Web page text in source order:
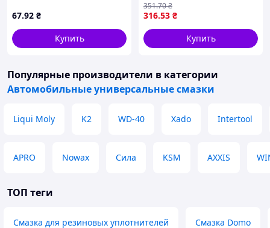
67.92 ₴
Купить
316.53 ₴
351.70₴
Купить
Популярные производители в категории
Автомобильные универсальные смазки
Liqui Moly K2 WD-40 Xado Intertool
APRO Nowax Сила KSM AXXIS
ТОП теги
Смазка для резиновых уплотнителей Смазка Domo